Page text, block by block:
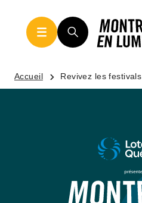
Accueil Revivez les festivals